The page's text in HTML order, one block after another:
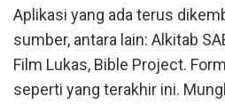
Aplikasi yang ada terus
sumber, antara lain: Alkitab
Film Lukas, Bible Project.
seperti yang terakhir ini.